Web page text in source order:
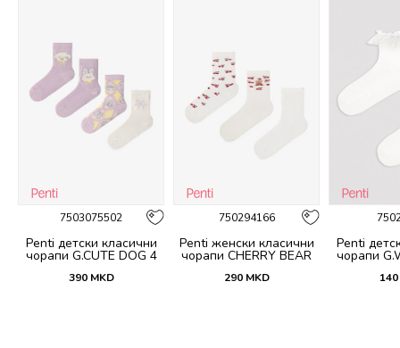
7503075502
Penti детски класични
чорапи G.CUTE DOG 4
390 MKD
750294166
Penti женски класични
чорапи CHERRY BEAR
290 MKD
Penti
чорапи
140